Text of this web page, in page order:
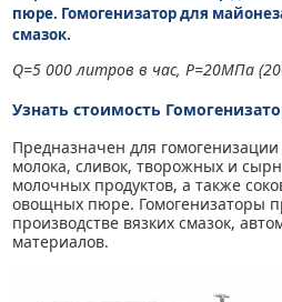
пюре. Гомогенизатор для
смазок.
Q=5 000 литров в час, Р=20МПа
Узнать стоимость
Предназначен для
молока, сливок, творожных и
молочных продуктов, а также
овощных пюре. Гомогенизаторы
производстве вязких смазок,
материалов.